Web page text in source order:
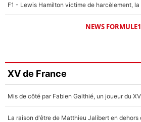
NEWS FORMULE1
XV de France